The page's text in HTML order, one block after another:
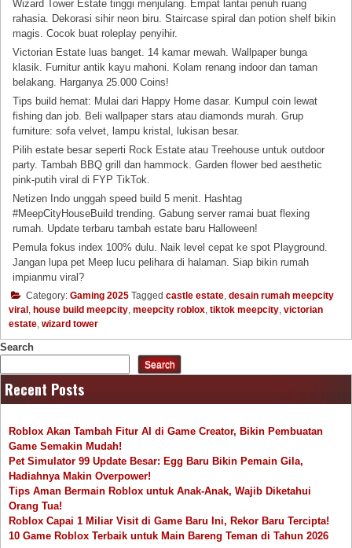
Wizard Tower Estate tinggi menjulang. Empat lantai penuh ruang
rahasia. Dekorasi sihir neon biru. Staircase spiral dan potion shelf bikin
magis. Cocok buat roleplay penyihir.
Victorian Estate luas banget. 14 kamar mewah. Wallpaper bunga
klasik. Furnitur antik kayu mahoni. Kolam renang indoor dan taman
belakang. Harganya 25.000 Coins!
Tips build hemat: Mulai dari Happy Home dasar. Kumpul coin lewat
fishing dan job. Beli wallpaper stars atau diamonds murah. Grup
furniture: sofa velvet, lampu kristal, lukisan besar.
Pilih estate besar seperti Rock Estate atau Treehouse untuk outdoor
party. Tambah BBQ grill dan hammock. Garden flower bed aesthetic
pink-putih viral di FYP TikTok.
Netizen Indo unggah speed build 5 menit. Hashtag
#MeepCityHouseBuild trending. Gabung server ramai buat flexing
rumah. Update terbaru tambah estate baru Halloween!
Pemula fokus index 100% dulu. Naik level cepat ke spot Playground.
Jangan lupa pet Meep lucu pelihara di halaman. Siap bikin rumah
impianmu viral?
Category: Gaming 2025 Tagged castle estate, desain rumah meepcity
viral , house build meepcity, meepcity roblox, tiktok meepcity, victorian
estate, wizard tower
Search
Search
Recent Posts
Roblox Akan Tambah Fitur AI di Game Creator, Bikin Pembuatan
Game Semakin Mudah!
Pet Simulator 99 Update Besar: Egg Baru Bikin Pemain Gila,
Hadiahnya Makin Overpower!
Tips Aman Bermain Roblox untuk Anak-Anak, Wajib Diketahui
Orang Tua!
Roblox Capai 1 Miliar Visit di Game Baru Ini, Rekor Baru Tercipta!
10 Game Roblox Terbaik untuk Main Bareng Teman di Tahun 2026